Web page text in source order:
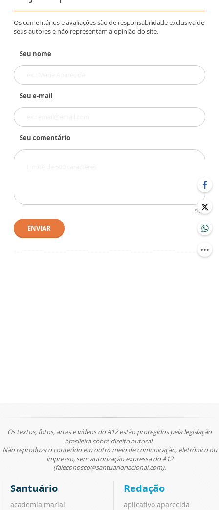
Os comentários e avaliações são de responsabilidade exclusiva de
seus autores e não representam a opinião do site.
Seu nome
Seu e-mail
Seu comentário
500
ENVIAR
Os textos, fotos, artes e vídeos do A12 estão protegidos pela legislação
brasileira sobre direito autoral.
Não reproduza o conteúdo em outro meio de comunicação, eletrônico ou
impresso, sem autorização expressa do A12
(faleconosco@santuarionacional.com).
Santuário
academia marial
Redação
aplicativo aparecida